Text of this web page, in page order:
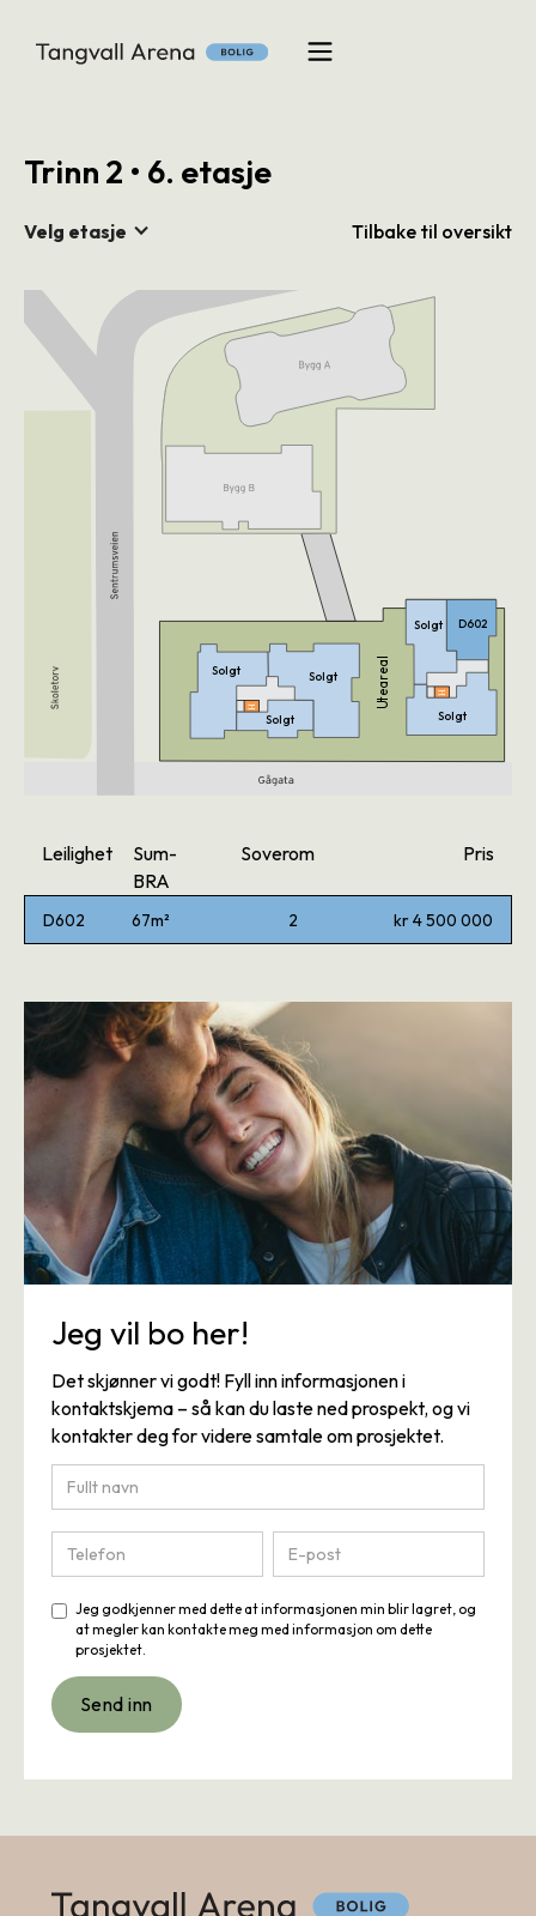
Trinn 2 • 6. etasje
Velg etasje Tilbake til oversikt
Uteareal H
Solgt
Solgt D602
H
Solgt
Solgt
Solgt
Leilighet
Sum-
BRA
Soverom Pris
D602 67m² 2 kr 4 500 000
Jeg vil bo her!
Det skjønner vi godt! Fyll inn informasjonen i
kontaktskjema – så kan du laste ned prospekt, og vi
kontakter deg for videre samtale om prosjektet.
Jeg godkjenner med dette at informasjonen min blir lagret, og
at megler kan kontakte meg med informasjon om dette
prosjektet.